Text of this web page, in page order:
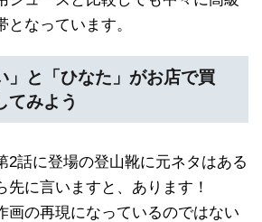
なっています。
」と「ひなた」がお店で買
てみよう
2話に登場の登山靴に元ネタはある
先に言いますと、あります！
画の再現になっているのではない